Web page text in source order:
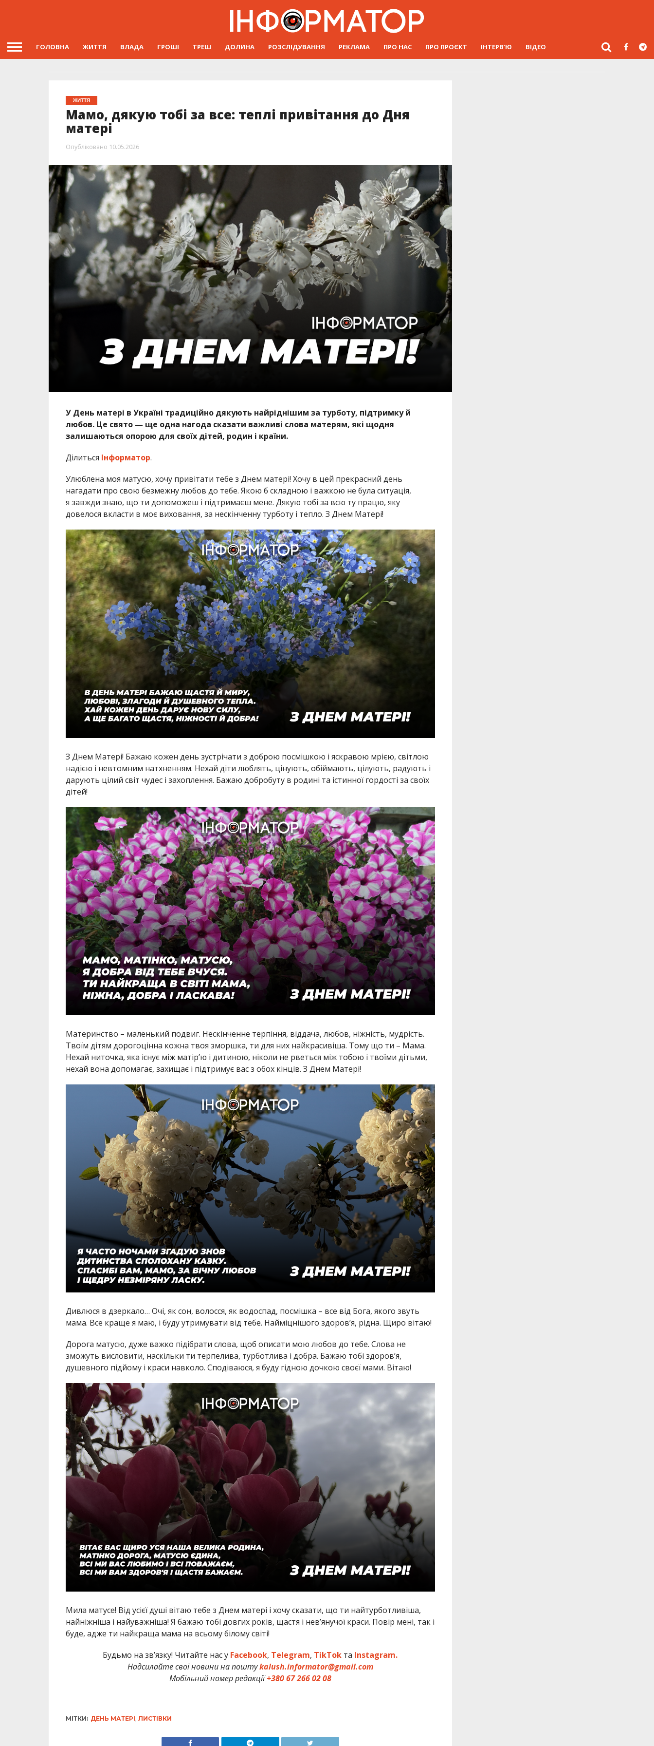
ГОЛОВНА ЖИТТЯ ВЛАДА ГРОШІ ТРЕШ ДОЛИНА РОЗСЛІДУВАННЯ РЕКЛАМА ПРО НАС ПРО ПРОЄКТ ІНТЕРВ’Ю ВІДЕО
ЖИТТЯ
Мамо, дякую тобі за все: теплі привітання до Дня
матері
Опубліковано 10.05.2026
У День матері в Україні традиційно дякують найріднішим за турботу, підтримку й
любов. Це свято — ще одна нагода сказати важливі слова матерям, які щодня
залишаються опорою для своїх дітей, родин і країни.
Ділиться Інформатор.
Улюблена моя матусю, хочу привітати тебе з Днем матері! Хочу в цей прекрасний день
нагадати про свою безмежну любов до тебе. Якою б складною і важкою не була ситуація,
я завжди знаю, що ти допоможеш і підтримаєш мене. Дякую тобі за всю ту працю, яку
довелося вкласти в моє виховання, за нескінченну турботу і тепло. З Днем Матері!
З Днем Матері! Бажаю кожен день зустрічати з доброю посмішкою і яскравою мрією, світлою
надією і невтомним натхненням. Нехай діти люблять, цінують, обіймають, цілують, радують і
дарують цілий світ чудес і захоплення. Бажаю добробуту в родині та істинної гордості за своїх
дітей!
Материнство – маленький подвиг. Нескінченне терпіння, віддача, любов, ніжність, мудрість.
Твоїм дітям дорогоцінна кожна твоя зморшка, ти для них найкрасивіша. Тому що ти – Мама.
Нехай ниточка, яка існує між матір’ю і дитиною, ніколи не рветься між тобою і твоїми дітьми,
нехай вона допомагає, захищає і підтримує вас з обох кінців. З Днем Матері!
Дивлюся в дзеркало… Очі, як сон, волосся, як водоспад, посмішка – все від Бога, якого звуть
мама. Все краще я маю, і буду утримувати від тебе. Найміцнішого здоров’я, рідна. Щиро вітаю!
Дорога матусю, дуже важко підібрати слова, щоб описати мою любов до тебе. Слова не
зможуть висловити, наскільки ти терпелива, турботлива і добра. Бажаю тобі здоров’я,
душевного підйому і краси навколо. Сподіваюся, я буду гідною дочкою своєї мами. Вітаю!
Мила матусе! Від усієї душі вітаю тебе з Днем матері і хочу сказати, що ти найтурботливіша,
найніжніша і найуважніша! Я бажаю тобі довгих років, щастя і нев’янучої краси. Повір мені, так і
буде, адже ти найкраща мама на всьому білому світі!
Будьмо на зв’язку! Читайте нас у Facebook, Telegram, TikTok та Instagram.
Надсилайте свої новини на поштуkalush.informator@gmail.com
Мобільний номер редакції+380 67 266 02 08
МІТКИ: ДЕНЬ МАТЕРІ ЛИСТІВКИ